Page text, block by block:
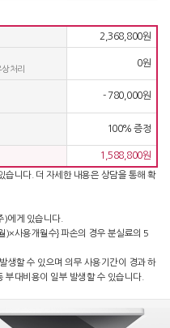
]
]
정]
]
2,368,800원
처리
0원
- 780,000원
100% 증정
1,588,800원
니다. 더 자세한 내용은 상담을 통해 확
에게 있습니다.
사용개월수} 파손의 경우 분실료의 5
생할 수 있으며 의무 사용기간이 경과 하
부대비용이 일부 발생할 수 있습니다.